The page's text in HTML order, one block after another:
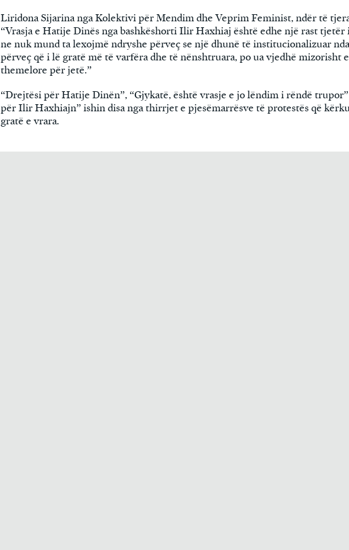
Liridona Sijarina nga Kolektivi për Mendim dhe Veprim Feminist, ndër të
“Vrasja e Hatije Dinës nga bashkëshorti Ilir Haxhiaj është edhe një rast
ne nuk mund ta lexojmë ndryshe përveç se një dhunë të institucionalizuar
përveç që i lë gratë më të varfëra dhe të nënshtruara, po ua vjedhë mizorisht
themelore për jetë.”
“Drejtësi për Hatije Dinën”, “Gjykatë, është vrasje e jo lëndim i rëndë
për Ilir Haxhiajn” ishin disa nga thirrjet e pjesëmarrësve të protestës që
gratë e vrara.